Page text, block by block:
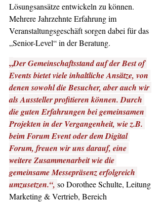
Lösungsansätze entwickeln zu können.
Mehrere Jahrzehnte Erfahrung im
Veranstaltungsgeschäft sorgen dabei für das
„Senior-Level“ in der Beratung.
„Der Gemeinschaftsstand auf der Best of
Events bietet viele inhaltliche Ansätze, von
denen sowohl die Besucher, aber auch wir
als Aussteller profitieren können. Durch
die guten Erfahrungen bei gemeinsamen
Projekten in der Vergangenheit, wie z.B.
beim Forum Event oder dem Digital
Forum, freuen wir uns darauf, eine
weitere Zusammenarbeit wie die
gemeinsame Messepräsenz erfolgreich
umzusetzen.“, so Dorothee Schulte, Leitung
Marketing & Vertrieb, Bereich